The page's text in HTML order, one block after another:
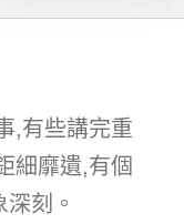
,有些講完重
細靡遺,有個
刻。